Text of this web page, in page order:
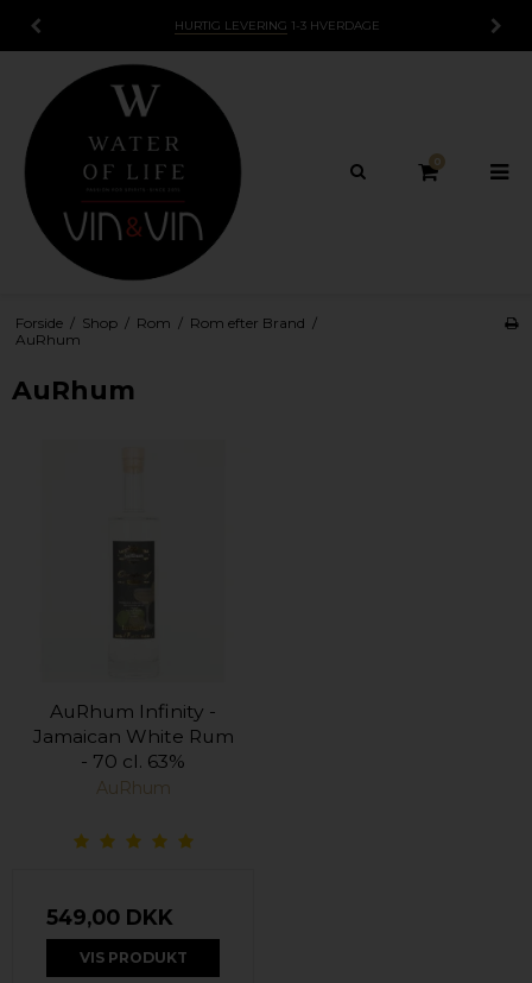
HURTIG LEVERING1-3 HVERDAGE
0
Forside / Shop / Rom / Rom efter Brand /
AuRhum
AuRhum
AuRhum Infinity -
Jamaican White Rum
- 70 cl. 63%
AuRhum
549,00 DKK
VIS PRODUKT